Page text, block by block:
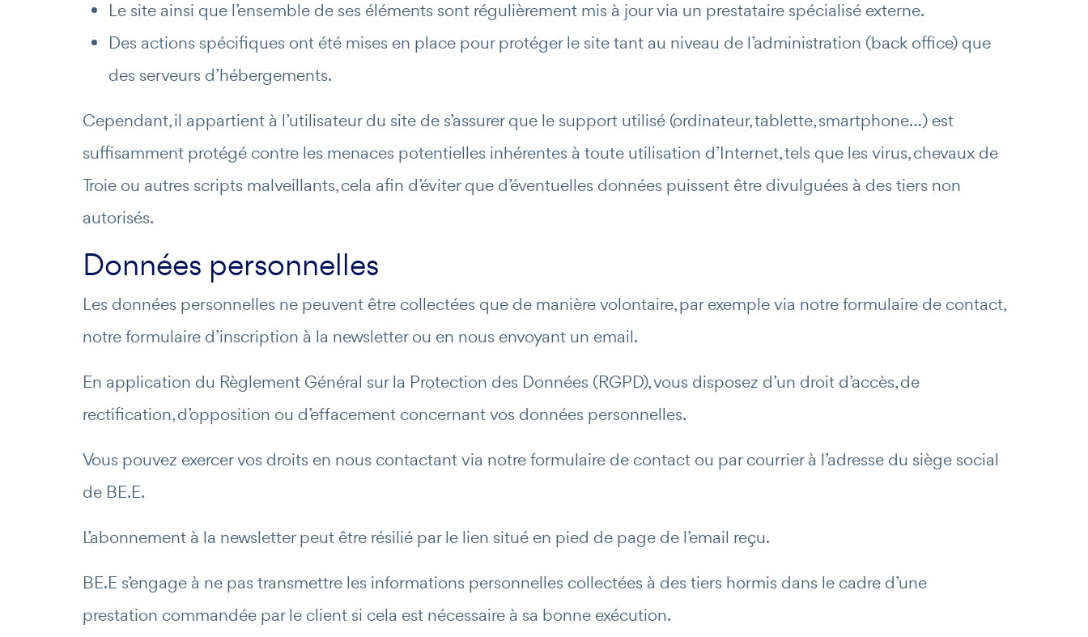
Le site ainsi que l’ensemble de ses éléments sont régulièrement mis à jour via un prestataire spécialisé externe.
Des actions spécifiques ont été mises en place pour protéger le site tant au niveau de l’administration (back office) que
des serveurs d’hébergements.
Cependant, il appartient à l’utilisateur du site de s’assurer que le support utilisé (ordinateur, tablette, smartphone…) est
suffisamment protégé contre les menaces potentielles inhérentes à toute utilisation d’Internet, tels que les virus, chevaux de
Troie ou autres scripts malveillants, cela afin d’éviter que d’éventuelles données puissent être divulguées à des tiers non
autorisés.
Données personnelles
Les données personnelles ne peuvent être collectées que de manière volontaire, par exemple via notre formulaire de contact,
notre formulaire d’inscription à la newsletter ou en nous envoyant un email.
En application du Règlement Général sur la Protection des Données (RGPD), vous disposez d’un droit d’accès, de
rectification, d’opposition ou d’effacement concernant vos données personnelles.
Vous pouvez exercer vos droits en nous contactant via notre formulaire de contact ou par courrier à l’adresse du siège social
de BE.E.
L’abonnement à la newsletter peut être résilié par le lien situé en pied de page de l’email reçu.
BE.E s’engage à ne pas transmettre les informations personnelles collectées à des tiers hormis dans le cadre d’une
prestation commandée par le client si cela est nécessaire à sa bonne exécution.